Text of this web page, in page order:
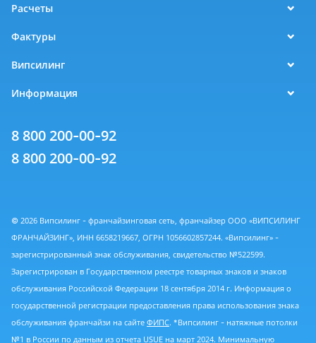
Расчеты
Фактуры
Випсилинг
Информация
8 800 200-00-92
8 800 200-00-92
© 2026 Випсилинг - франчайзинговая сеть, франчайзер ООО «ВИПСИЛИНГ
ФРАНЧАЙЗИНГ», ИНН 6658219667, ОГРН 1056602857244. «Випсилинг» -
зарегистрированный знак обслуживания, свидетельство №522599.
Зарегистрирован в Государственном реестре товарных знаков и знаков
обслуживания Российской Федерации 18 сентября 2014 г. Информация о
государственной регистрации предоставления права использования знака
обслуживания франчайзи на сайте ФИПС. *Випсилинг - натяжные потолки
№1 в России по данным из отчета USUE на март 2024. Минимальную